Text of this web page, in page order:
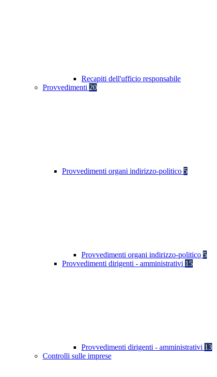
Recapiti dell'ufficio responsabile
Provvedimenti 20
Provvedimenti organi indirizzo-politico 5
Provvedimenti organi indirizzo-politico 5
Provvedimenti dirigenti - amministrativi 15
Provvedimenti dirigenti - amministrativi 13
Controlli sulle imprese